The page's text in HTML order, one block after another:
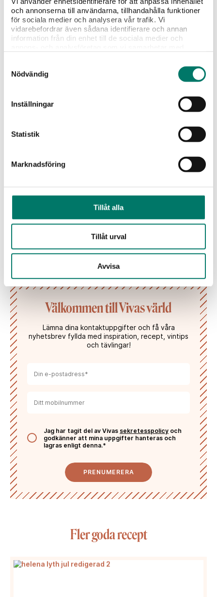
och annonserna till användarna, tillhandahålla funktioner
för sociala medier och analysera vår trafik. Vi
vidarebefordrar även sådana identifierare och annan
information från din enhet till de sociala medier och
information som du har tillhandahållit eller som de har
samlat in när du har använt deras tjänster.
Nödvändig
Inställningar
Statistik
Marknadsföring
Tillåt alla
Tillåt urval
Avvisa
vinare 2024
KÖP
Amicale Rosso Veneto
99 kr
Ett komplext, italienskt vin som kammat hem flertalet
medaljer och priser.
KÖP
Välkommen till Vivas värld
Lämna dina kontaktuppgifter och få våra
nyhetsbrev fyllda med inspiration, recept, vintips
och tävlingar!
Jag har tagit del av Vivas sekretesspolicy och
godkänner att mina uppgifter hanteras och
lagras enligt denna.*
PRENUMERERA
Fler goda recept